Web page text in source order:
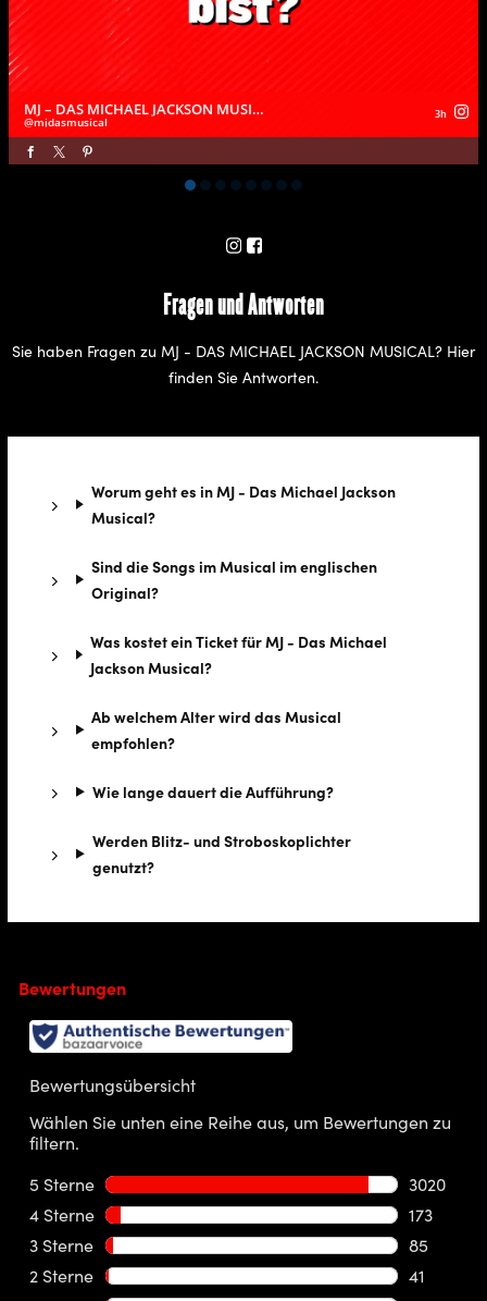
MJ – DAS MICHAEL JACKSON MUSICAL
mjdasmusical 3h
Fragen und Antworten
Sie haben Fragen zu MJ - DAS MICHAEL JACKSON MUSICAL? Hier
finden Sie Antworten.
Worum geht es in MJ - Das Michael Jackson
Musical?
Sind die Songs im Musical im englischen
Original?
Was kostet ein Ticket für MJ - Das Michael
Jackson Musical?
Ab welchem Alter wird das Musical
empfohlen?
Wie lange dauert die Aufführung?
Werden Blitz- und Stroboskoplichter
genutzt?